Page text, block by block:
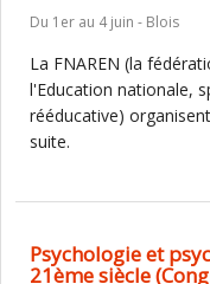
Du 1er au 4 juin - Blois
La FNAREN (la
l'Education nationale,
rééducative)
suite.
Psychologie et
21ème siècle